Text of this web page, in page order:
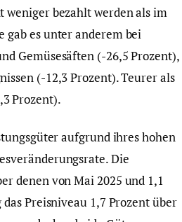
weniger bezahlt werden als im
gab es unter anderem bei
Gemüsesäften (-26,5 Prozent),
(-12,3 Prozent). Teurer als
Prozent).
aufgrund ihres hohen
Die
denen von Mai 2025 und 1,1
Preisniveau 1,7 Prozent über